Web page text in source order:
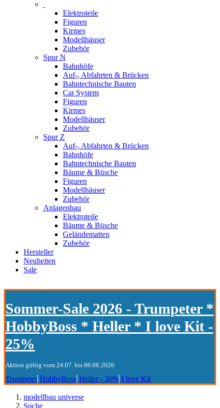
Elektroteile
Figuren
Kirmes
Modellhäuser
Zubehör
Spur N
Bahnhöfe
Auf-, Abfahrten & Brücken
Bahntechnische Bauten
Car System
Figuren
Kirmes
Modellhäuser
Zubehör
Spur Z
Auf-, Abfahrten & Brücken
Bahnhöfe
Bahntechnische Bauten
Bäume & Büsche
Figuren
Modellhäuser
Zubehör
Anlagenbau
Elektroteile
Bäume & Büsche
Geländematten
Zubehör
Hersteller
Neuheiten
Sale
Sommer-Sale 2026 - Trumpeter *
HobbyBoss * Heller * I love Kit -
25%
Aktion gültig vom 24.07. bis 06.08.2026
Trumpeter HobbyBoss Heller - 30% I love Kit
modellbau universe
Suche